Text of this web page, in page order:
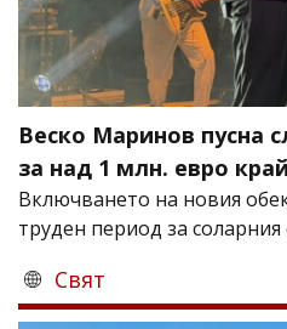
Веско Маринов пусна
за над 1 млн. евро
Включването на новия
труден период за соларния
Свят